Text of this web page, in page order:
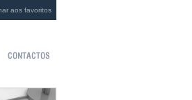
aos favoritos